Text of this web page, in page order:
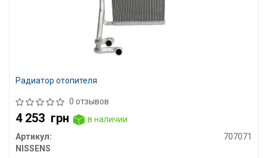
Радиатор отопителя
0 отзывов
4 253 грн
в наличии
Артикул:
707071
NISSENS